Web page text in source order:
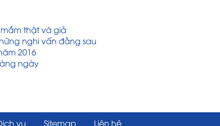
thật và giả
nghi vấn đằng sau
2016
ngày
vụ Sitemap Liên hệ